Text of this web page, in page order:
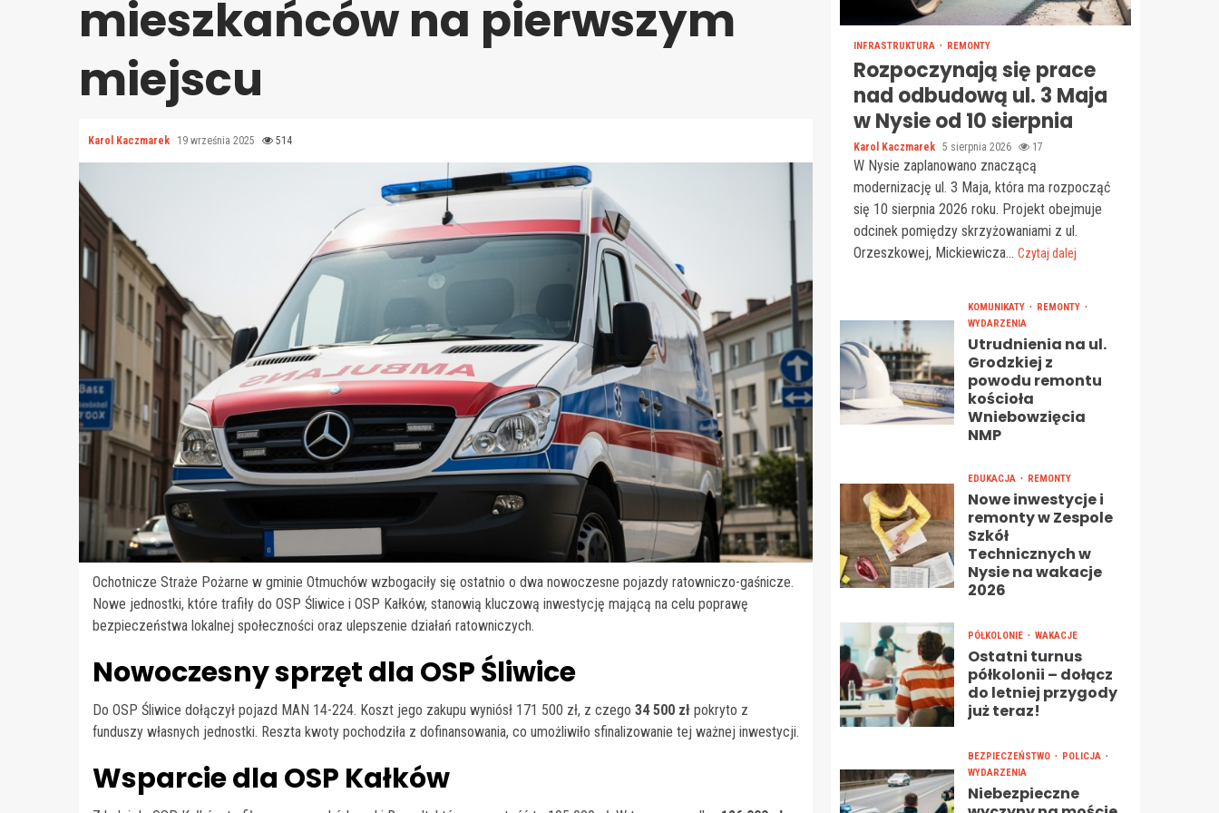
mieszkańców na pierwszym
miejscu
Karol Kaczmarek 19 września 2025 514
Ochotnicze Straże Pożarne w gminie Otmuchów wzbogaciły się ostatnio o dwa nowoczesne pojazdy ratowniczo-gaśnicze.
Nowe jednostki, które trafiły do OSP Śliwice i OSP Kałków, stanowią kluczową inwestycję mającą na celu poprawę
bezpieczeństwa lokalnej społeczności oraz ulepszenie działań ratowniczych.
Nowoczesny sprzęt dla OSP Śliwice
Do OSP Śliwice dołączył pojazd MAN 14-224. Koszt jego zakupu wyniósł 171 500 zł, z czego 34 500 zł pokryto z
funduszy własnych jednostki. Reszta kwoty pochodziła z dofinansowania, co umożliwiło sfinalizowanie tej ważnej inwestycji.
Wsparcie dla OSP Kałków
INFRASTRUKTURA REMONTY
Rozpoczynają się prace
nad odbudową ul. 3 Maja
w Nysie od 10 sierpnia
Karol Kaczmarek 5 sierpnia 2026 17
W Nysie zaplanowano znaczącą
modernizację ul. 3 Maja, która ma rozpocząć
się 10 sierpnia 2026 roku. Projekt obejmuje
odcinek pomiędzy skrzyżowaniami z ul.
Orzeszkowej, Mickiewicza... Czytaj dalej
KOMUNIKATY
REMONTY
WYDARZENIA
Utrudnienia na ul.
Grodzkiej z
powodu remontu
kościoła
Wniebowzięcia
NMP
EDUKACJA REMONTY
Nowe inwestycje i
remonty w Zespole
Szkół
Technicznych w
Nysie na wakacje
2026
PÓŁKOLONIE WAKACJE
Ostatni turnus
półkolonii – dołącz
do letniej przygody
już teraz!
BEZPIECZEŃSTWO
POLICJA
WYDARZENIA
Niebezpieczne